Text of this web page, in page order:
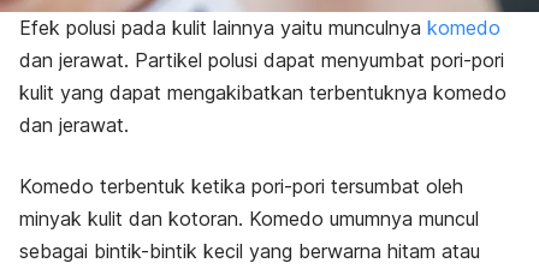
Efek polusi pada kulit lainnya yaitu munculnya komedo
dan jerawat. Partikel polusi dapat menyumbat pori-pori
kulit yang dapat mengakibatkan terbentuknya komedo
dan jerawat.
Komedo terbentuk ketika pori-pori tersumbat oleh
minyak kulit dan kotoran. Komedo umumnya muncul
sebagai bintik-bintik kecil yang berwarna hitam atau